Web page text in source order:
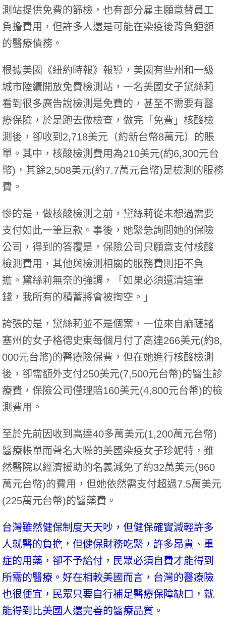
測站提供免費的篩檢，也有部分雇主願意替員工
負擔費用，但許多人還是可能在染疫後背負鉅額
的醫療債務。
根據美國《紐約時報》報導，美國有些州和一級
城市陸續開放免費檢測站，一名美國女子黛絲莉
看到很多廣告說檢測是免費的，甚至不需要有醫
療保險，於是跑去做檢查，做完「免費」核酸檢
測後，卻收到2,718美元（約新台幣8萬元）的賬
單。其中，核酸檢測費用為210美元(約6,300元台
幣)，其餘2,508美元(約7.7萬元台幣)是檢測的服務
費。
慘的是，做核酸檢測之前，黛絲莉從未想過需要
支付如此一筆巨款。事後，她緊急詢問她的保險
公司，得到的答覆是，保險公司只願意支付核酸
檢測費用，其他與檢測相關的服務費則拒不負
擔。黛絲莉無奈的強調，「如果必須還清這筆
錢，我所有的積蓄將會被掏空。」
誇張的是，黛絲莉並不是個案，一位來自麻薩諸
塞州的女子格德史東每個月付了高達266美元(約8,
000元台幣)的醫療險保費，但在她進行核酸檢測
後，卻需額外支付250美元(7,500元台幣)的醫生診
療費，保險公司僅理賠160美元(4,800元台幣)的檢
測費用。
至於先前因收到高達40多萬美元(1,200萬元台幣)
醫療帳單而聲名大噪的美國染疫女子珍妮特，雖
然醫院以經濟援助的名義減免了約32萬美元(960
萬元台幣)的費用，但她依然需支付超過7.5萬美元
(225萬元台幣)的醫藥費。
台灣雖然健保制度天天吵，但健保確實減輕許多
人就醫的負擔，但健保財務吃緊，許多昂貴、重
症的用藥，卻不予給付，民眾必須自費才能得到
所需的醫療。好在相較美國而言，台灣的醫療險
也很便宜，民眾只要自行補足醫療保障缺口，就
能得到比美國人還完善的醫療品質。